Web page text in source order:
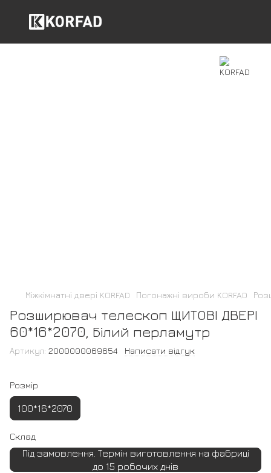
Міжкімнатні двері KORFAD Погонажні вироби KORFAD
Розширювач телескоп ЩИТОВІ ДВЕРІ
60*16*2070, Білий перламутр
Артикул: 2000000069654 Написати відгук
Розмір
100*16*2070
Склад
Під замовлення. Термін виготовлення на фабриці
до 15 робочих днів